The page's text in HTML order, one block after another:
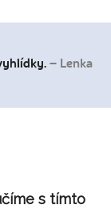
– Lenka
s tímto